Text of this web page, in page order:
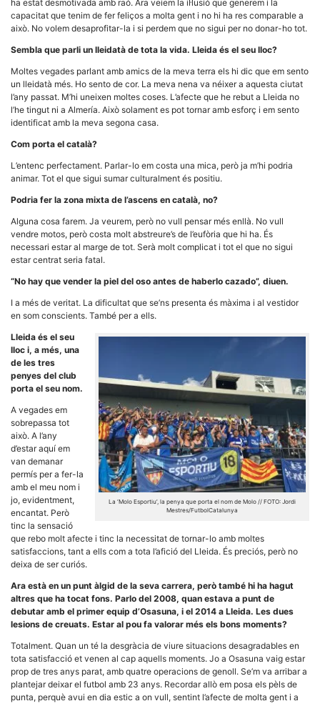
ha estat desmotivada amb raó. Ara veiem la il·lusió que generem i la
capacitat que tenim de fer feliços a molta gent i no hi ha res comparable a
això. No volem desaprofitar-la i si perdem que no sigui per no donar-ho tot.
Sembla que parli un lleidatà de tota la vida. Lleida és el seu lloc?
Moltes vegades parlant amb amics de la meva terra els hi dic que em sento
un lleidatà més. Ho sento de cor. La meva nena va néixer a aquesta ciutat
l’any passat. M’hi uneixen moltes coses. L’afecte que he rebut a Lleida no
l’he tingut ni a Almería. Això solament es pot tornar amb esforç i em sento
identificat amb la meva segona casa.
Com porta el català?
L’entenc perfectament. Parlar-lo em costa una mica, però ja m’hi podria
animar. Tot el que sigui sumar culturalment és positiu.
Podria fer la zona mixta de l’ascens en català, no?
Alguna cosa farem. Ja veurem, però no vull pensar més enllà. No vull
vendre motos, però costa molt abstreure’s de l’eufòria que hi ha. És
necessari estar al marge de tot. Serà molt complicat i tot el que no sigui
estar centrat seria fatal.
“No hay que vender la piel del oso antes de haberlo cazado”, diuen.
I a més de veritat. La dificultat que se’ns presenta és màxima i al vestidor
en som conscients. També per a ells.
La ‘Molo Esportiu’, la penya que porta el nom de Molo // FOTO: Jordi
Mestres/FutbolCatalunya
Lleida és el seu
lloc i, a més, una
de les tres
penyes del club
porta el seu nom.
A vegades em
sobrepassa tot
això. A l’any
d’estar aquí em
van demanar
permís per a fer-la
amb el meu nom i
jo, evidentment,
encantat. Però
tinc la sensació
que rebo molt afecte i tinc la necessitat de tornar-lo amb moltes
satisfaccions, tant a ells com a tota l’afició del Lleida. És preciós, però no
deixa de ser curiós.
Ara està en un punt àlgid de la seva carrera, però també hi ha hagut
altres que ha tocat fons. Parlo del 2008, quan estava a punt de
debutar amb el primer equip d’Osasuna, i el 2014 a Lleida. Les dues
lesions de creuats. Estar al pou fa valorar més els bons moments?
Totalment. Quan un té la desgràcia de viure situacions desagradables en
tota satisfacció et venen al cap aquells moments. Jo a Osasuna vaig estar
prop de tres anys parat, amb quatre operacions de genoll. Se’m va arribar a
plantejar deixar el futbol amb 23 anys. Recordar allò em posa els pèls de
punta, perquè avui en dia estic a on vull, sentint l’afecte de molta gent i a